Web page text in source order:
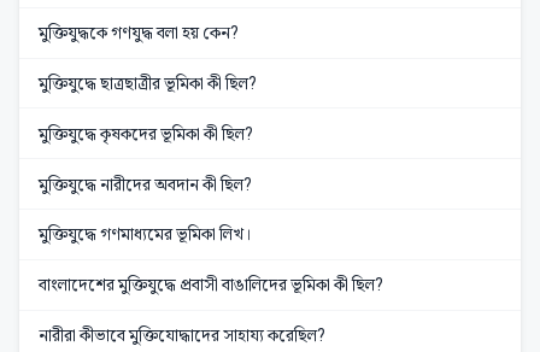
মুক্তিযুদ্ধকে গণযুদ্ধ বলা হয় কেন?
মুক্তিযুদ্ধে ছাত্রছাত্রীর ভূমিকা কী ছিল?
মুক্তিযুদ্ধে কৃষকদের ভূমিকা কী ছিল?
মুক্তিযুদ্ধে নারীদের অবদান কী ছিল?
মুক্তিযুদ্ধে গণমাধ্যমের ভূমিকা লিখ।
বাংলাদেশের মুক্তিযুদ্ধে প্রবাসী বাঙালিদের ভূমিকা কী ছিল?
নারীরা কীভাবে মুক্তিযোদ্ধাদের সাহায্য করেছিল?